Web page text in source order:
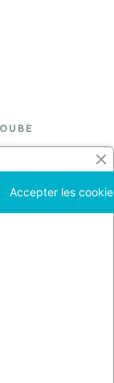
Kourtzerode
Accepter les